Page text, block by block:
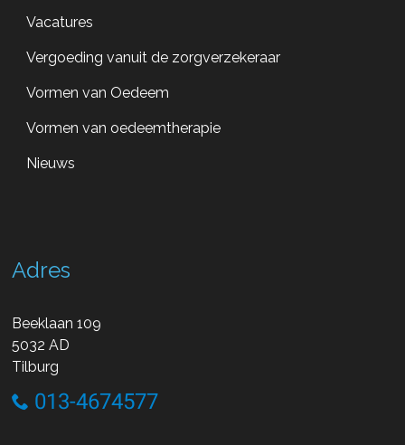
Vacatures
Vergoeding vanuit de zorgverzekeraar
Vormen van Oedeem
Vormen van oedeemtherapie
Nieuws
Adres
Beeklaan 109
5032 AD
Tilburg
013-4674577